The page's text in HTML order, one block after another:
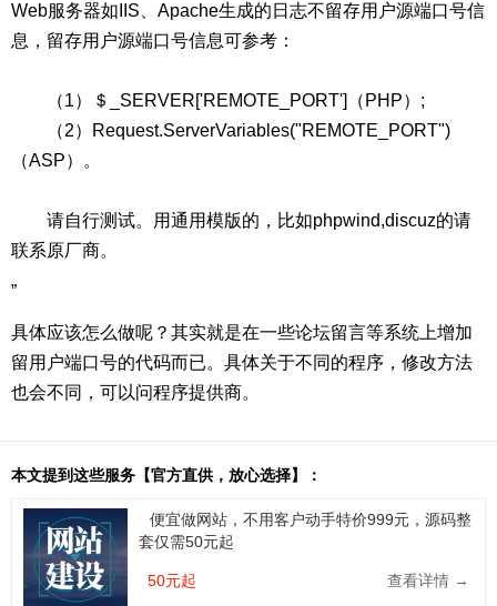
Web服务器如IIS、Apache生成的日志不留存用户源端口号信
息，留存用户源端口号信息可参考：
（1）＄_SERVER['REMOTE_PORT']（PHP）;
（2）Request.ServerVariables("REMOTE_PORT")
（ASP）。
请自行测试。用通用模版的，比如phpwind,discuz的请
联系原厂商。
”
具体应该怎么做呢？其实就是在一些论坛留言等系统上增加
留用户端口号的代码而已。具体关于不同的程序，修改方法
也会不同，可以问程序提供商。
本文提到这些服务【官方直供，放心选择】：
便宜做网站，不用客户动手特价999元，源码整
套仅需50元起
50元起 查看详情 →